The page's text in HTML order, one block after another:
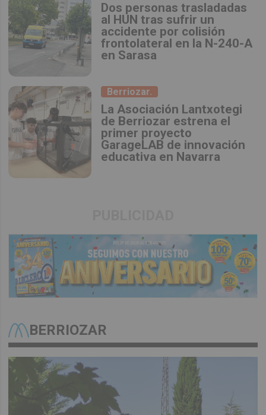
​Dos personas trasladadas
al HUN tras sufrir un
accidente por colisión
frontolateral en la N-240-A
en Sarasa
Berriozar.
La Asociación Lantxotegi
de Berriozar estrena el
primer proyecto
GarageLAB de innovación
educativa en Navarra
BERRIOZAR